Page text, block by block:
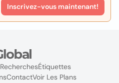
Inscrivez-vous maintenant!
Étiquettes
ContactVoir Les Plans